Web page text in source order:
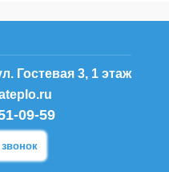
Гостевая 3, 1 этаж
09-59
звонок